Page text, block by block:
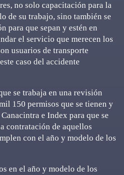
no solo capacitación para la
de su trabajo, sino también se
para que sepan y estén en
el servicio que merecen los
usuarios de transporte
caso del accidente
se trabaja en una revisión
150 permisos que se tienen y
e Index para que se
contratación de aquellos
con el año y modelo de los
en el año y modelo de los